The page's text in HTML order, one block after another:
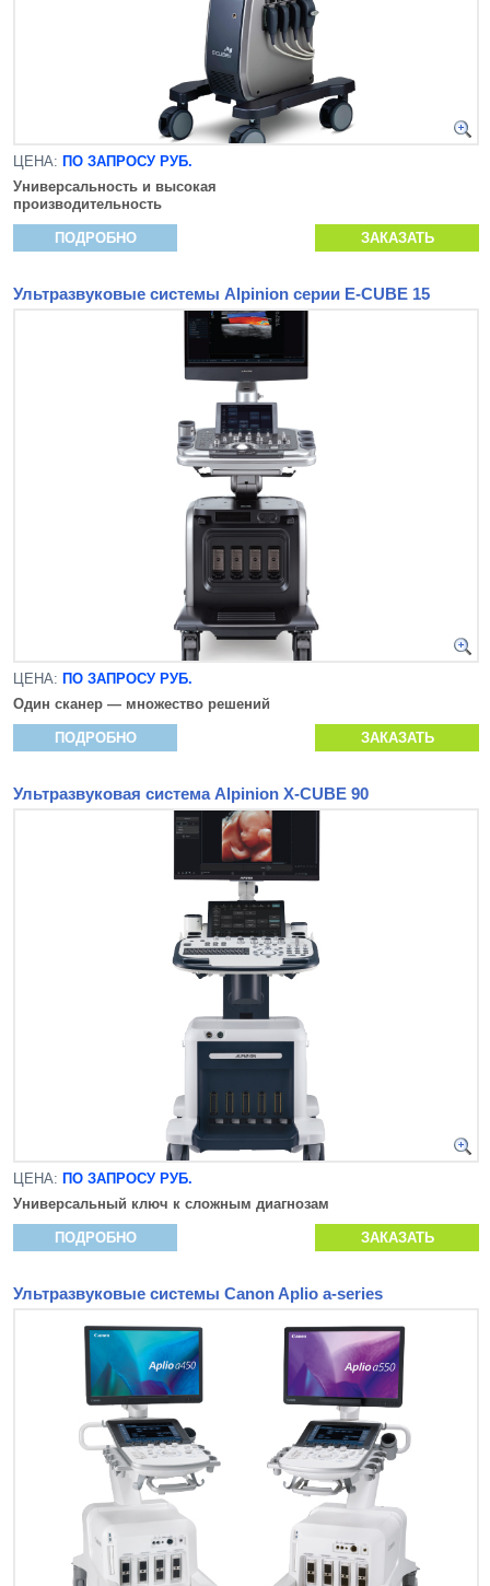
ЦЕНА: ПО ЗАПРОСУ РУБ.
Универсальность и высокая
производительность
ПОДРОБНО ЗАКАЗАТЬ
Ультразвуковые системы Alpinion серии E-CUBE 15
ЦЕНА: ПО ЗАПРОСУ РУБ.
Один сканер — множество решений
ПОДРОБНО ЗАКАЗАТЬ
Ультразвуковая система Alpinion X-CUBE 90
ЦЕНА: ПО ЗАПРОСУ РУБ.
Универсальный ключ к сложным диагнозам
ПОДРОБНО ЗАКАЗАТЬ
Ультразвуковые системы Canon Aplio a-series